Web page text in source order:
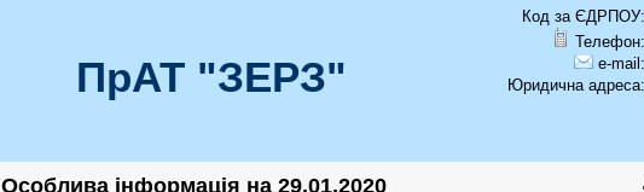
ПрАТ "ЗЕРЗ"
Код за ЄДРПОУ:
Телефон:
e-mail:
Юридична адреса:
Особлива інформація на 29.01.2020